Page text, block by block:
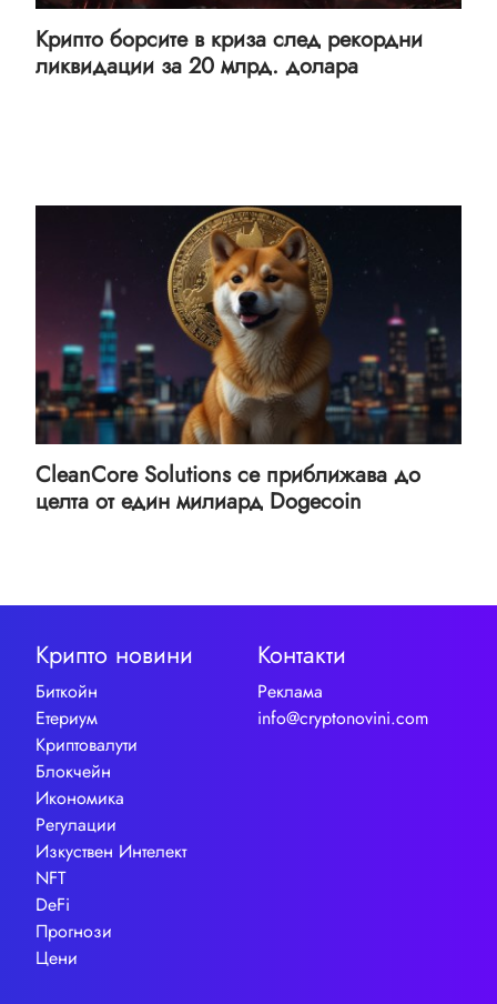
Крипто борсите в криза след рекордни
ликвидации за 20 млрд. долара
CleanCore Solutions се приближава до
целта от един милиард Dogecoin
Крипто новини
Биткойн
Етериум
Криптовалути
Блокчейн
Икономика
Регулации
Изкуствен Интелект
NFT
DeFi
Прогнози
Цени
Контакти
Реклама
info@cryptonovini.com